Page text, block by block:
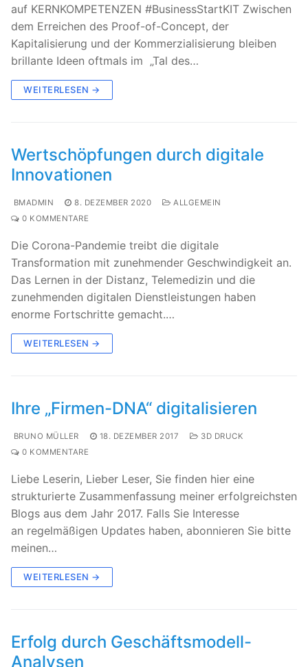
auf KERNKOMPETENZEN #BusinessStartKIT Zwischen
dem Erreichen des Proof-of-Concept, der
Kapitalisierung und der Kommerzialisierung bleiben
brillante Ideen oftmals im „Tal des…
WEITERLESEN →
Wertschöpfungen durch digitale
Innovationen
BMADMIN 8. DEZEMBER 2020
ALLGEMEIN
0 KOMMENTARE
Die Corona-Pandemie treibt die digitale
Transformation mit zunehmender Geschwindigkeit an.
Das Lernen in der Distanz, Telemedizin und die
zunehmenden digitalen Dienstleistungen haben
enorme Fortschritte gemacht.…
WEITERLESEN →
Ihre „Firmen-DNA“ digitalisieren
BRUNO MÜLLER 18. DEZEMBER 2017
3D DRUCK
0 KOMMENTARE
Liebe Leserin, Lieber Leser, Sie finden hier eine
strukturierte Zusammenfassung meiner erfolgreichsten
Blogs aus dem Jahr 2017. Falls Sie Interesse
an regelmäßigen Updates haben, abonnieren Sie bitte
meinen…
WEITERLESEN →
Erfolg durch Geschäftsmodell-
Analysen